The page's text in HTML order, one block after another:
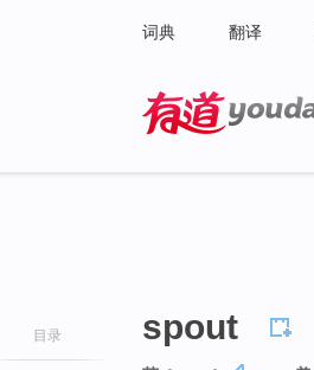
词典 翻译
目录 spout